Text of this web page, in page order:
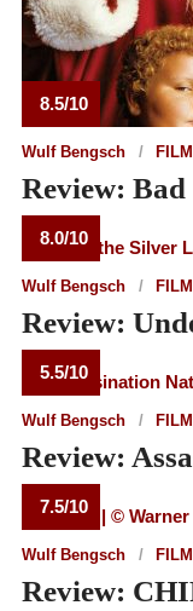
8.5/10
Wulf Bengsch
Review:
8.0/10
Wulf Bengsch
Review:
5.5/10
Wulf Bengsch
Review:
7.5/10
Wulf Bengsch
Review: